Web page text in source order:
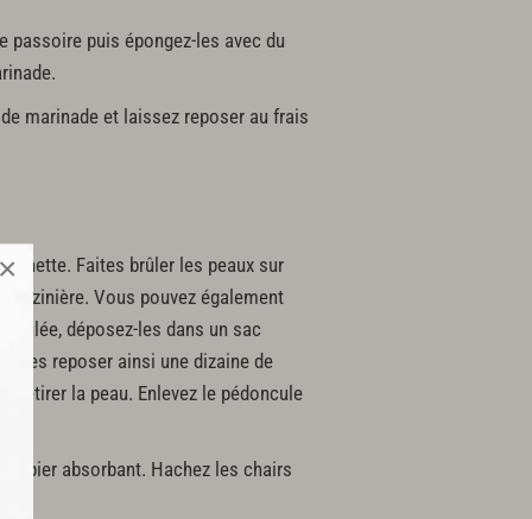
×
passoire puis épongez-les avec du
marinade et laissez reposer au frais
Faites brûler les peaux sur
gazinière. Vous pouvez également
déposez-les dans un sac
les reposer ainsi une dizaine de
retirer la peau. Enlevez le pédoncule
papier absorbant. Hachez les chairs